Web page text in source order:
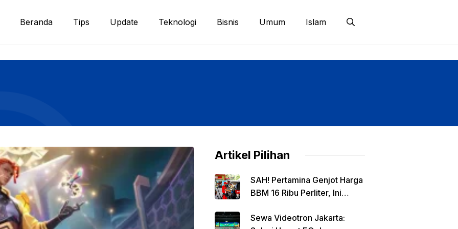
Beranda Tips Update Teknologi Bisnis Umum Islam
Artikel Pilihan
SAH! Pertamina Genjot Harga
BBM 16 Ribu Perliter, Ini
Sewa Videotron Jakarta: